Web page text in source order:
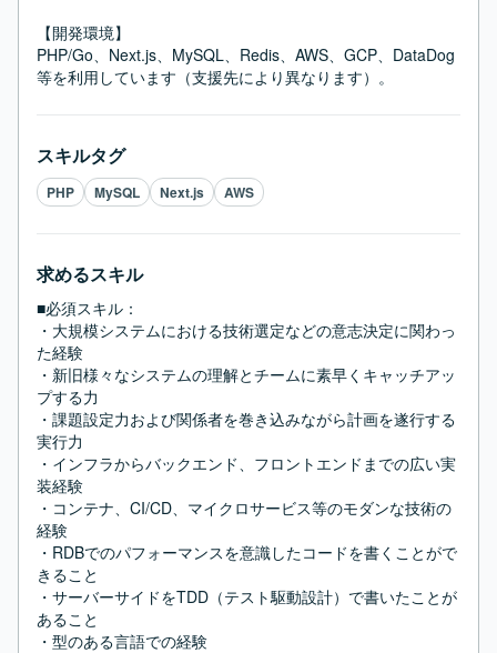
【開発環境】
PHP/Go、Next.js、MySQL、Redis、AWS、GCP、DataDog
等を利用しています（支援先により異なります）。
スキルタグ
PHP MySQL Next.js AWS
求めるスキル
■必須スキル：
・大規模システムにおける技術選定などの意志決定に関わっ
た経験
・新旧様々なシステムの理解とチームに素早くキャッチアッ
プする力
・課題設定力および関係者を巻き込みながら計画を遂行する
実行力
・インフラからバックエンド、フロントエンドまでの広い実
装経験
・コンテナ、CI/CD、マイクロサービス等のモダンな技術の
経験
・RDBでのパフォーマンスを意識したコードを書くことがで
きること
・サーバーサイドをTDD（テスト駆動設計）で書いたことが
あること
・型のある言語での経験